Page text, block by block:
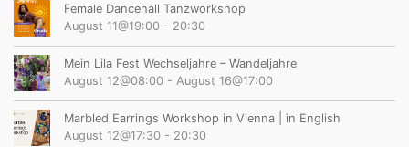
Female Dancehall Tanzworkshop
August 11@19:00 - 20:30
Mein Lila Fest Wechseljahre – Wandeljahre
August 12@08:00 - August 16@17:00
Marbled Earrings Workshop in Vienna | in English
August 12@17:30 - 20:30